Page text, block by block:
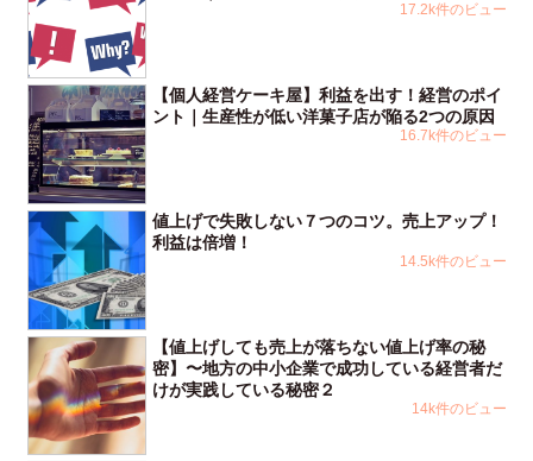
17.2k件のビュー
【個人経営ケーキ屋】利益を出す！経営のポイ
ント｜生産性が低い洋菓子店が陥る2つの原因
16.7k件のビュー
値上げで失敗しない７つのコツ。売上アップ！
利益は倍増！
14.5k件のビュー
【値上げしても売上が落ちない値上げ率の秘
密】〜地方の中小企業で成功している経営者だ
けが実践している秘密２
14k件のビュー